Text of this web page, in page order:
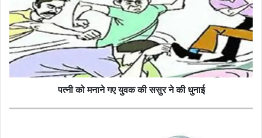
म
ना
ने
ग
ए
यु
पत्नी को मनाने गए युवक की ससुर ने की धुनाई